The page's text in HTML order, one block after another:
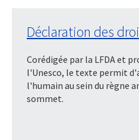
Déclaration des
Corédigée par la LFDA et
l'Unesco, le texte permit
l'humain au sein du règne
sommet.